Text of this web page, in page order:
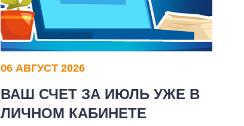
06 АВГУСТ 2026
ВАШ СЧЕТ ЗА ИЮЛЬ УЖЕ В
ЛИЧНОМ КАБИНЕТЕ